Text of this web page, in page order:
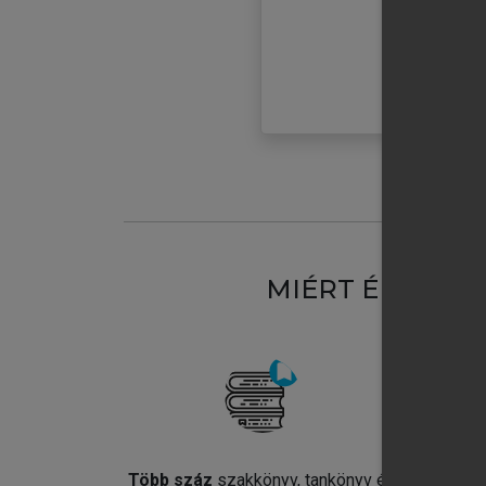
MIÉRT
Több száz szakkönyv, tankönyv és